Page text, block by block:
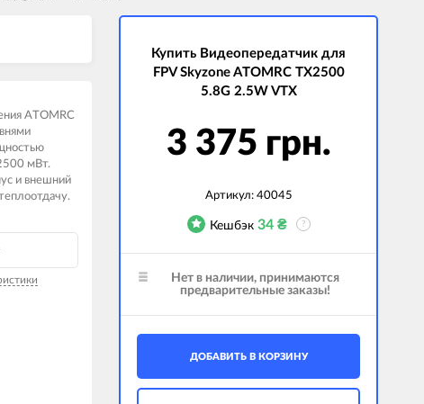
ATOMRC
мВт.
и внешний
Купить Видеопередатчик для
FPV Skyzone ATOMRC TX2500
5.8G 2.5W VTX
3 375 грн.
Артикул: 40045
Кешбэк 34₴ ?
Нет в наличии, принимаются
предварительные заказы!
ДОБАВИТЬ В КОРЗИНУ